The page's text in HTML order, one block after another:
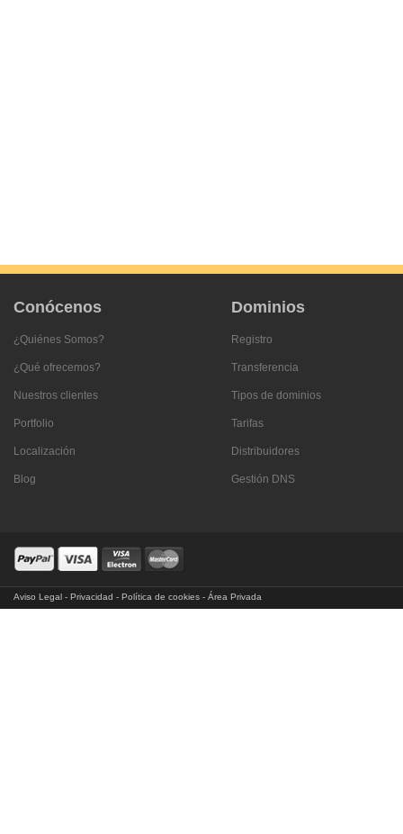
Conócenos
¿Quiénes Somos?
¿Qué ofrecemos?
Nuestros clientes
Portfolio
Localización
Blog
Dominios
Registro
Transferencia
Tipos de dominios
Tarifas
Distribuidores
Gestión DNS
Aviso Legal - Privacidad - Política de cookies - Área Privada